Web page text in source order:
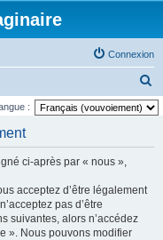
Connexion
e
:
ci-après par « nous »,
acceptez d’être légalement
pas d’être
suivantes, alors n’accédez
». Nous pouvons modifier